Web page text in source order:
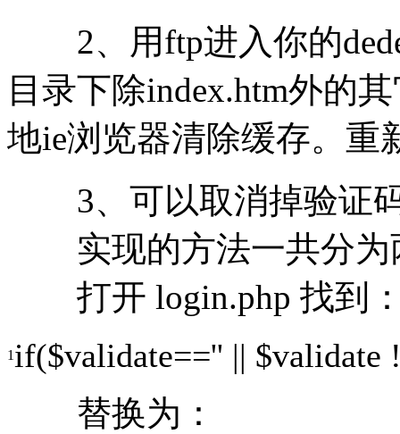
2、用ftp进入你的
目录下除index.htm外的
地ie浏览器清除缓存。重
3、可以取消掉验证
实现的方法一共分为
打开 login.php 找到
1 if($validate=='' || $validate
替换为：